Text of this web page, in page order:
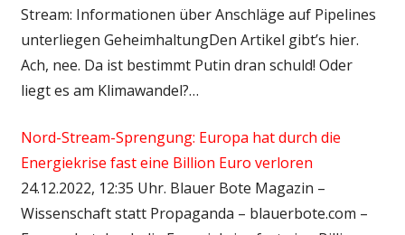
Stream: Informationen über Anschläge auf Pipelines
unterliegen GeheimhaltungDen Artikel gibt’s hier.
Ach, nee. Da ist bestimmt Putin dran schuld! Oder
liegt es am Klimawandel?…
Nord-Stream-Sprengung: Europa hat durch die
Energiekrise fast eine Billion Euro verloren
24.12.2022, 12:35 Uhr. Blauer Bote Magazin –
Wissenschaft statt Propaganda – blauerbote.com –